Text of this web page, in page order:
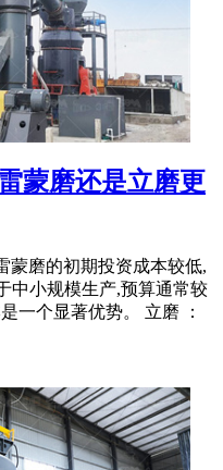
蒙磨还是立磨更
蒙磨的初期投资成本较低,
中小规模生产,预算通常较
一个显著优势。 立磨 ：